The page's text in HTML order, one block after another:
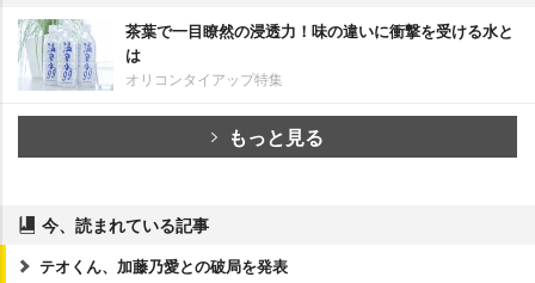
茶葉で一目瞭然の浸透力！味の違いに衝撃を受ける水と
は
オリコンタイアップ特集
もっと見る
今、読まれている記事
テオくん、加藤乃愛との破局を発表